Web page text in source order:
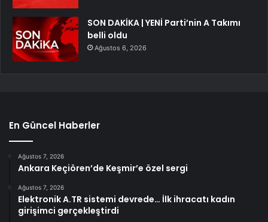
SON DAKİKA | YENİ Parti’nin A Takımı
belli oldu
Ağustos 6, 2026
En Güncel Haberler
Ağustos 7, 2026
Ankara Keçiören’de Keşmir’e özel sergi
Ağustos 7, 2026
Elektronik A.TR sistemi devrede… İlk ihracatı kadın
girişimci gerçekleştirdi